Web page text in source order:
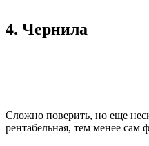
4. Чернила
Сложно поверить, но еще
рентабельная, тем менее сам